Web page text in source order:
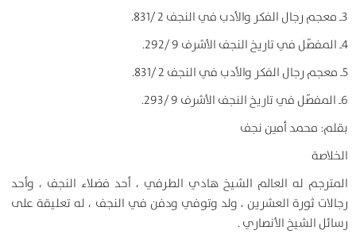
3ـ معجم رجال الفكر والأدب في النجف 2 /831.
4ـ المفصّل في تاريخ النجف الأشرف 9 /292.
5ـ معجم رجال الفكر والأدب في النجف 2 /831.
6ـ المفصّل في تاريخ النجف الأشرف 9 /293.
بقلم: محمد أمين نجف
الخلاصة
المترجم له العالم الشيخ هادي الطرفي ، أحد فضلاء النجف ، وأحد
رجالات ثورة العشرين ، ولد وتوفي ودفن في النجف ، له تعليقة على
رسائل الشيخ الأنصاري .